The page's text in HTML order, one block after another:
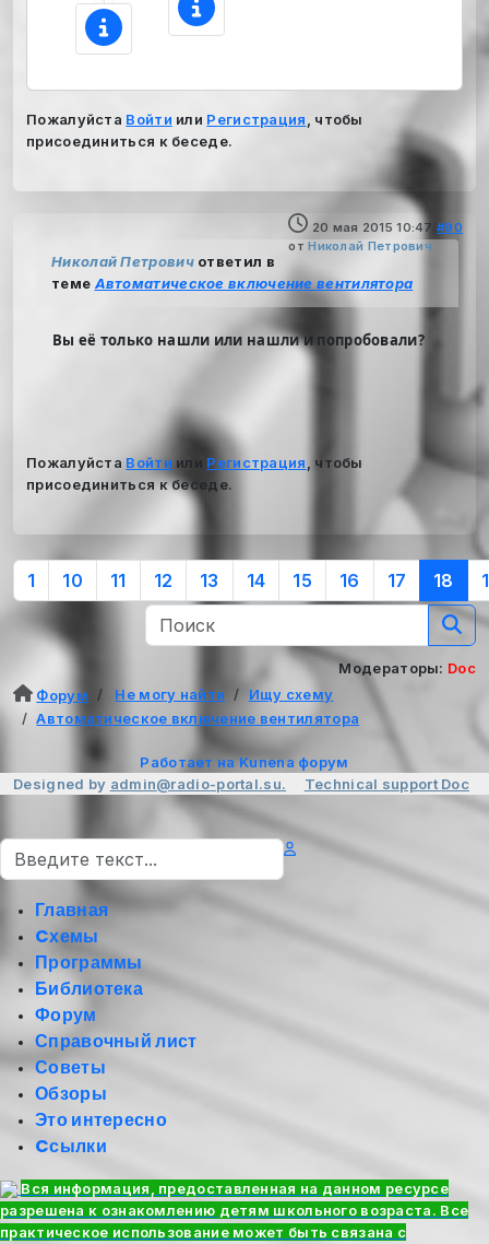
Пожалуйста Войти или Регистрация, чтобы
присоединиться к беседе.
20 мая 2015 10:47 #90
отНиколай Петрович
Николай Петровичответил в
теме Автоматическое включение вентилятора
Вы её только нашли или нашли и попробовали?
Пожалуйста Войти или Регистрация, чтобы
присоединиться к беседе.
1 10 11 12 13 14 15 16 17 18
Модераторы: Doc
Форум
Не могу найти
Ищу схему
Автоматическое включение вентилятора
Работает на Kunena форум
Designed by admin@radio-portal.su. Technical support Doc
Поиск
Главная
Cхемы
Программы
Библиотека
Форум
Справочный лист
Советы
Обзоры
Это интересно
Cсылки
Вся информация, предоставленная на данном ресурсе
разрешена к ознакомлению детям школьного возраста. Все
практическое использование может быть связана с